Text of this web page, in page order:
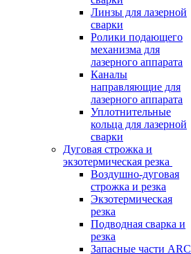
Линзы для лазерной
сварки
Ролики подающего
механизма для
лазерного аппарата
Каналы
направляющие для
лазерного аппарата
Уплотнительные
кольца для лазерной
сварки
Дуговая строжка и
экзотермическая резка
Воздушно-дуговая
строжка и резка
Экзотермическая
резка
Подводная сварка и
резка
Запасные части ARC